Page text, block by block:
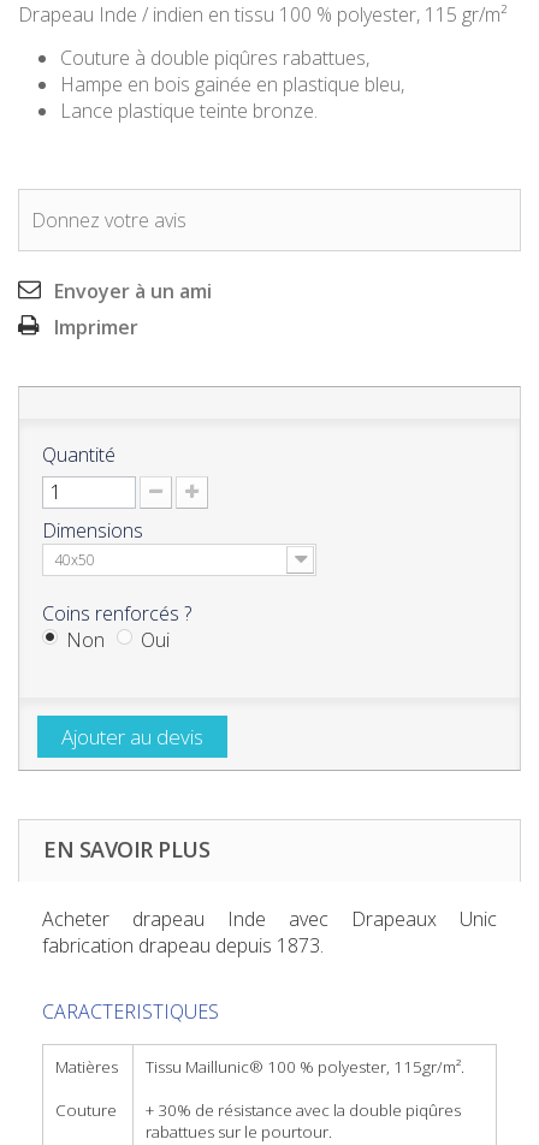
Drapeau Inde / indien en tissu 100 % polyester, 115 gr/m²
Couture à double piqûres rabattues,
Hampe en bois gainée en plastique bleu,
Lance plastique teinte bronze.
Donnez votre avis
Envoyer à un ami
Imprimer
Quantité
Dimensions
40x50
Coins renforcés ?
Non
Oui
Ajouter au devis
EN SAVOIR PLUS
Acheter drapeau Inde avec Drapeaux Unic
fabrication drapeau depuis 1873.
CARACTERISTIQUES
Matières
Tissu Maillunic® 100 % polyester, 115gr/m².
Couture
+ 30% de résistance avec la double piqûres
rabattues sur le pourtour.